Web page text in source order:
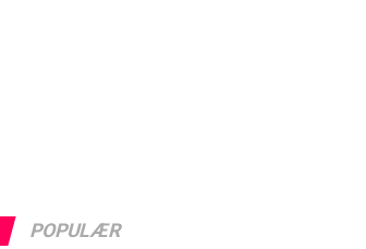
POPULÆR